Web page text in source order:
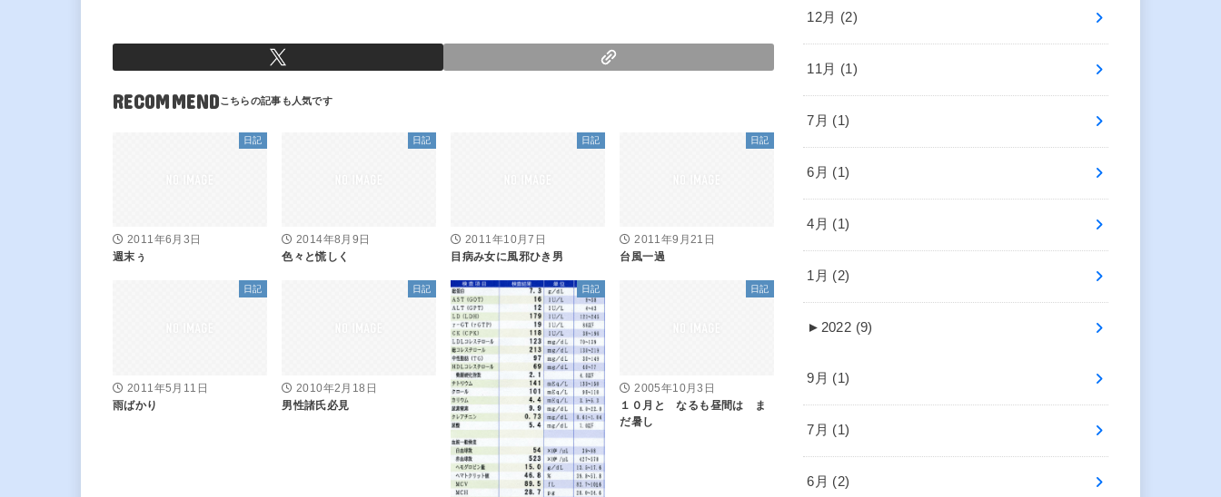
RECOMMEND
日記
2011年6月3日
週末ぅ
日記
2014年8月9日
色々と慌しく
日記
2011年10月7日
目病み女に風邪ひき男
日記
2011年9月21日
台風一過
日記
2011年5月11日
雨ばかり
日記
2010年2月18日
男性諸氏必見
日記 日記
2005年10月3日
１０月と なるも昼間は ま
だ暑し
12月 (2)
11月 (1)
7月 (1)
6月 (1)
4月 (1)
1月 (2)
► 2022 (9)
9月 (1)
7月 (1)
6月 (2)